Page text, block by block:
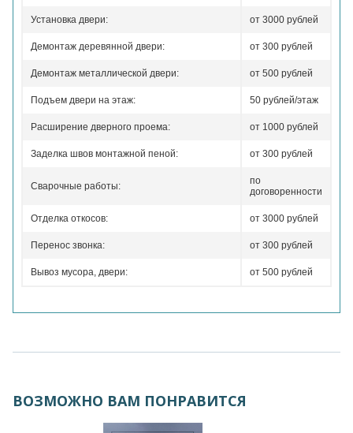
Установка двери: от 3000 рублей
Демонтаж деревянной двери: от 300 рублей
Демонтаж металлической двери: от 500 рублей
Подъем двери на этаж: 50 рублей/этаж
Расширение дверного проема: от 1000 рублей
Заделка швов монтажной пеной: от 300 рублей
Сварочные работы:
по
договоренности
Отделка откосов: от 3000 рублей
Перенос звонка: от 300 рублей
Вывоз мусора, двери: от 500 рублей
ВОЗМОЖНО ВАМ ПОНРАВИТСЯ